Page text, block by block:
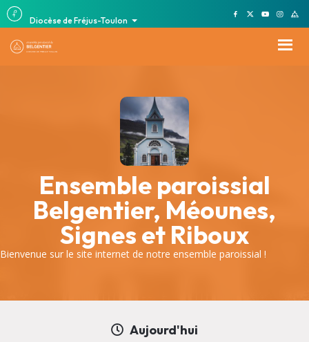
Diocèse de Fréjus-Toulon
Ensemble paroissial
Belgentier, Méounes,
Signes et Riboux
Bienvenue sur le site internet de notre ensemble paroissial !
Aujourd'hui